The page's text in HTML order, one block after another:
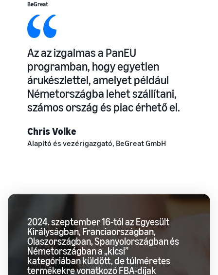
BeGreat
Az az izgalmas a PanEU
programban, hogy egyetlen
árukészlettel, amelyet például
Németországba lehet szállítani,
számos ország és piac érhető el.
Chris Volke
Alapító és vezérigazgató, BeGreat GmbH
2024. szeptember 16-tól az Egyesült
Királyságban, Franciaországban,
Olaszországban, Spanyolországban és
Németországban a „kicsi”
kategóriában küldött, de túlméretes
termékekre vonatkozó FBA-díjak